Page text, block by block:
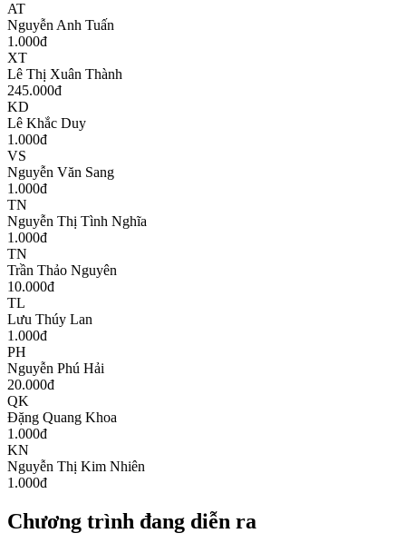
AT
Nguyễn Anh Tuấn
1.000đ
XT
Lê Thị Xuân Thành
245.000đ
KD
Lê Khắc Duy
1.000đ
VS
Nguyễn Văn Sang
1.000đ
TN
Nguyễn Thị Tình Nghĩa
1.000đ
TN
Trần Thảo Nguyên
10.000đ
TL
Lưu Thúy Lan
1.000đ
PH
Nguyễn Phú Hải
20.000đ
QK
Đặng Quang Khoa
1.000đ
KN
Nguyễn Thị Kim Nhiên
1.000đ
Chương trình đang diễn ra